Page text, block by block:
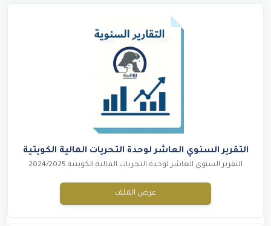
التقرير السنوي العاشر لوحدة التحريات المالية الكويتية
التقرير السنوي العاشر لوحدة التحريات المالية الكويتية 2024/2025
عرض الملف